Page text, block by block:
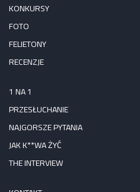
KONKURSY
FOTO
FELIETONY
RECENZJE
1 NA 1
PRZESŁUCHANIE
NAJGORSZE PYTANIA
JAK K**WA ŻYĆ
THE INTERVIEW